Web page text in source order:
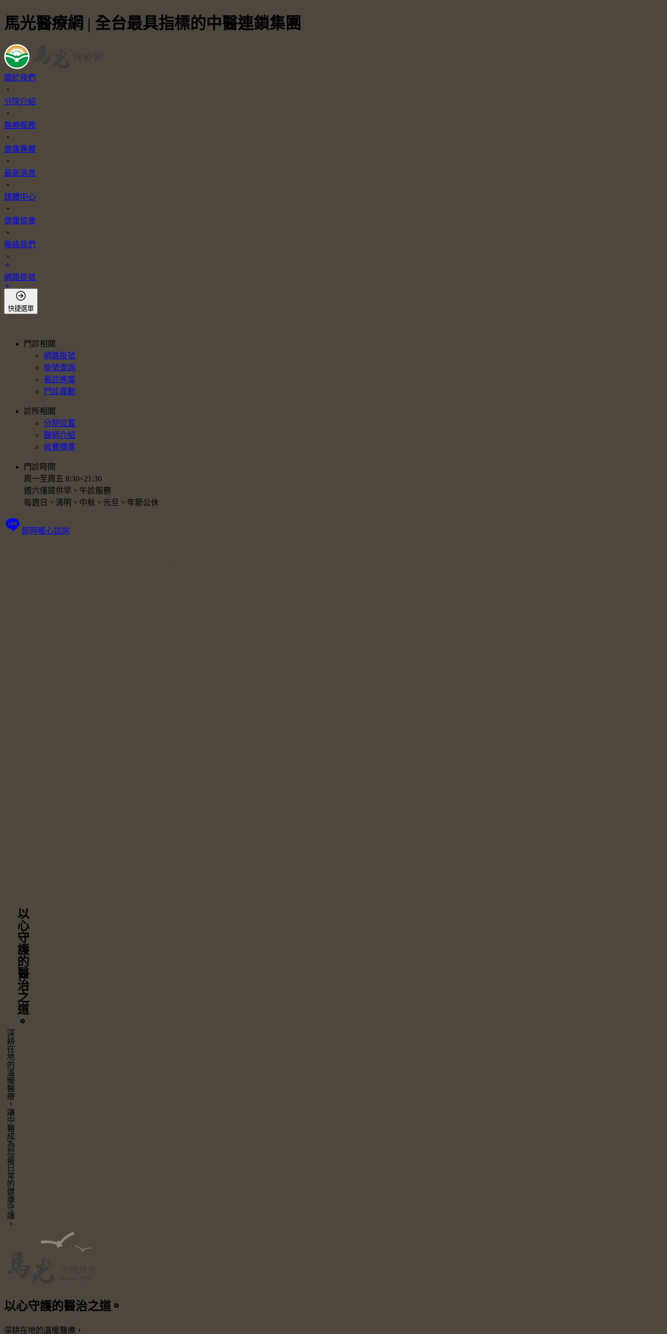
馬光醫療網 | 全台最具指標的中醫連鎖集團
關於我們
・
分院介紹
・
醫療服務
・
健康專欄
・
最新消息
・
媒體中心
・
健康協會
・
聯絡我們
・
網路掛號
會員登入
快捷選單
門診相關
網路掛號
掛號查詢
看診進度
門診異動
診所相關
分院位置
醫師介紹
收費標準
門診時間
周一至周五 8:30~21:30
週六僅提供早、午診服務
每週日、清明、中秋、元旦、年節公休
即時暖心諮詢
以心守護
的醫治之道
⚬
深耕在地的溫暖醫療，
讓中醫成為您最日常的健康守護。
以心守護的醫治之道 ⚬
深耕在地的溫暖醫療，